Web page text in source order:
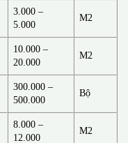
3.000 –
5.000
M2
10.000 –
20.000
M2
300.000 –
500.000
Bộ
8.000 –
12.000
M2